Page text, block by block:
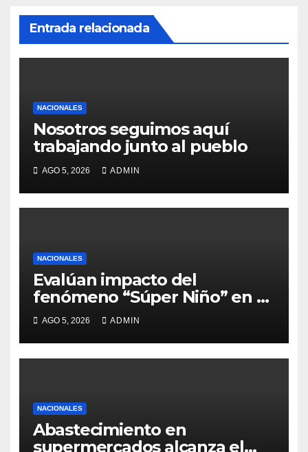
Entrada relacionada
NACIONALES
Nosotros seguimos aquí
trabajando junto al pueblo
AGO 5, 2026 ADMIN
NACIONALES
Evalúan impacto del
fenómeno “Súper Niño” en el
sector agrícola
AGO 5, 2026 ADMIN
NACIONALES
Abastecimiento en
supermercados alcanza el